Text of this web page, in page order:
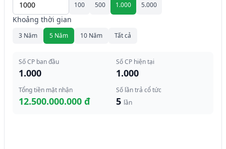
100 500 1.000 5.000
Khoảng thời gian
3 Năm 5 Năm 10 Năm Tất cả
Số CP ban đầu
1.000
Số CP hiện tại
1.000
Tổng tiền mặt nhận
12.500.000.000 đ
Số lần trả cổ tức
5 lần